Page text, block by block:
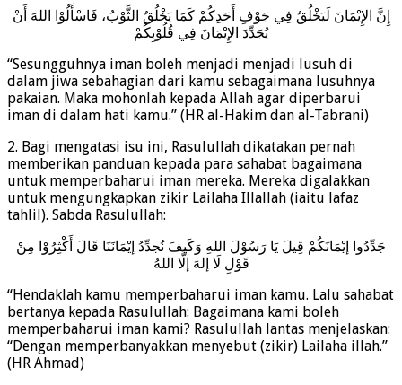
إِنَّ الإِيْمَانَ لَيَخْلُقُ فِي جَوْفِ أَحَدِكُمْ كَمَا يَخْلُقُ الثَّوْبُ، فَاسْأَلُوْا اللهَ أَنْ
يُجَدِّدَ الإِيْمَانَ فِي قُلُوْبِكُمْ
“Sesungguhnya iman boleh menjadi menjadi lusuh di
dalam jiwa sebahagian dari kamu sebagaimana lusuhnya
pakaian. Maka mohonlah kepada Allah agar diperbarui
iman di dalam hati kamu.” (HR al-Hakim dan al-Tabrani)
2. Bagi mengatasi isu ini, Rasulullah dikatakan pernah
memberikan panduan kepada para sahabat bagaimana
untuk memperbaharui iman mereka. Mereka digalakkan
untuk mengungkapkan zikir Lailaha Illallah (iaitu lafaz
tahlil). Sabda Rasulullah:
جَدِّدُوا إيْمَانَكُمْ قِيلَ يَا رَسُوْلَ اللهِ وَكَيفَ نُجدِّدُ إيْمَانَنَا قَالَ أَكْثِرُوْا مِنْ
قَوْلِ لَا إلهَ إلَّا اللهُ
“Hendaklah kamu memperbaharui iman kamu. Lalu sahabat
bertanya kepada Rasulullah: Bagaimana kami boleh
memperbaharui iman kami? Rasulullah lantas menjelaskan:
“Dengan memperbanyakkan menyebut (zikir) Lailaha illah.”
(HR Ahmad)